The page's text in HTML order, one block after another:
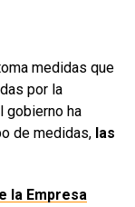
medidas que
por la
gobierno ha
de medidas, las
la Empresa